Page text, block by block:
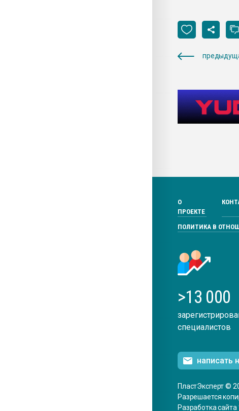
О
ПРОЕКТЕ
ПОЛИТИКА В
>13 000
специалистов
написать
ПластЭксперт ©
Разрешается
Разработка сайта